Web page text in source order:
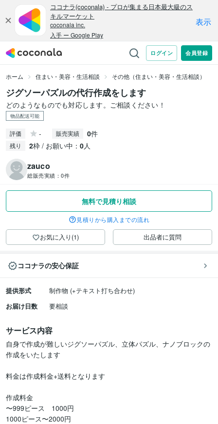
ホーム 住まい・美容・生活相談 その他（住まい・美容・生活相談）
ジグソーパズルの代行作成をします
どのようなものでも対応します。ご相談ください！
物品配送可能
評価 - 販売実績 0件
残り 2枠 / お願い中： 0人
zauco
総販売実績： 0件
無料で見積り相談
見積りから購入までの流れ
お気に入り(1) 出品者に質問
ココナラの安心保証
提供形式
制作物 (+テキスト打ち合わせ)
お届け日数
要相談
サービス内容
自身で作成が難しいジグソーパズル、立体パズル、ナノブロックの
作成をいたします
料金は作成料金+送料となります
作成料金
〜999ピース　1000円
1000ピース〜2000円